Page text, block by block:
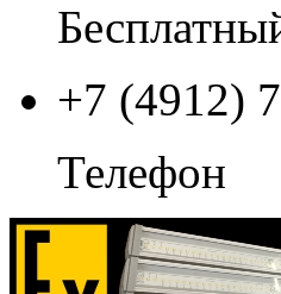
+7 (4912)
Телефон